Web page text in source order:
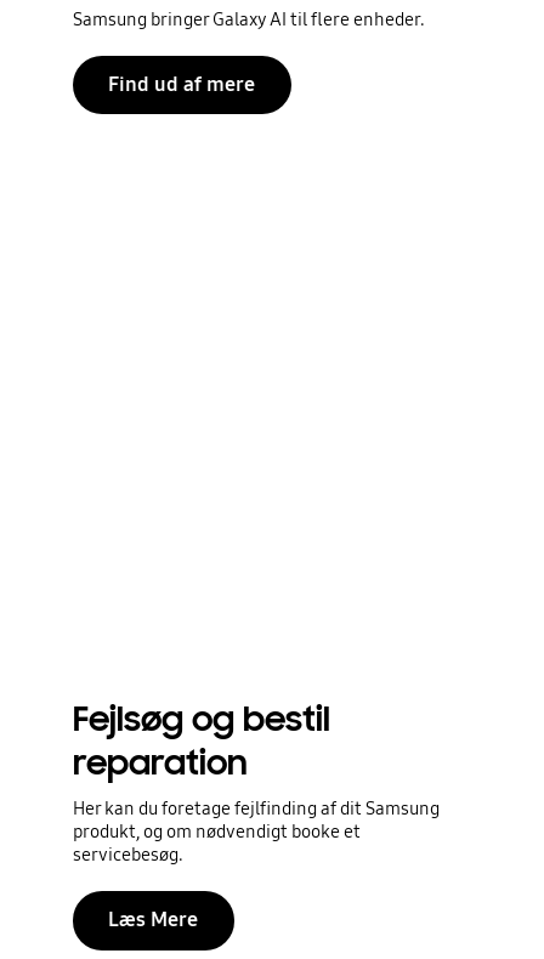
Samsung bringer Galaxy AI til flere enheder.
Find ud af mere
Fejlsøg og bestil
reparation
Her kan du foretage fejlfinding af dit Samsung
produkt, og om nødvendigt booke et
servicebesøg.
Læs Mere